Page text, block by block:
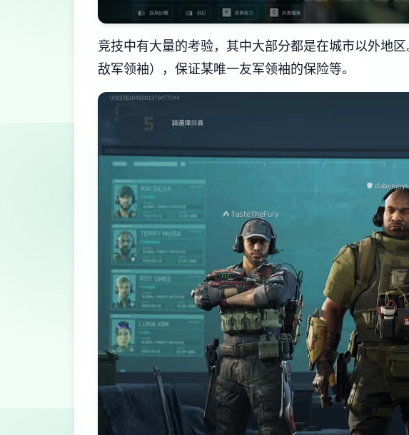
竞技中有大量的考验，其中大部分都是在城市以外地
敌军领袖），保证某唯一友军领袖的保险等。